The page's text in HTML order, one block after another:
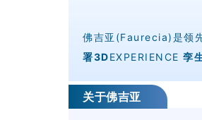
佛吉亚(Faurecia)是领
署3DEXPERIENCE 孪
关于佛吉亚